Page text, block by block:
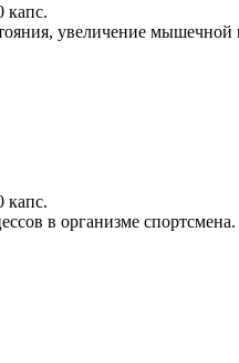
капс.
увеличение мышечной
капс.
в организме спортсмена.